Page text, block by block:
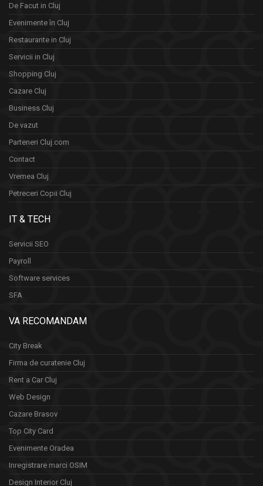
De Facut in Cluj
Evenimente în Cluj
Restaurante in Cluj
Servicii in Cluj
Shopping Cluj
Cazare Cluj
Business Cluj
De vazut
Parteneri Cluj.com
Contact
Vremea Cluj
Petreceri Copii Cluj
IT & TECH
Servicii SEO
Payroll
Software services
SFA
VA RECOMANDAM
City Break
Firma de curatenie Cluj
Rent a Car Cluj
Web Design
Cazare Brasov
Top City Card
Evenimente Oradea
Inregistrare marci OSIM
Design Interior Cluj